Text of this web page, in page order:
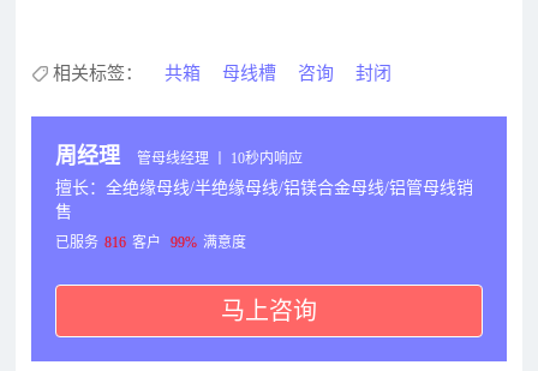
相关标签： 共箱 母线槽 咨询 封闭
周经理 管母线经理 丨 10秒内响应
擅长：全绝缘母线/半绝缘母线/铝镁合金母线/铝管母线销
售
已服务 816 客户 99% 满意度
马上咨询